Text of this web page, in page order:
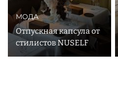
МОДА
Отпускная капсула от
стилистов NUSELF